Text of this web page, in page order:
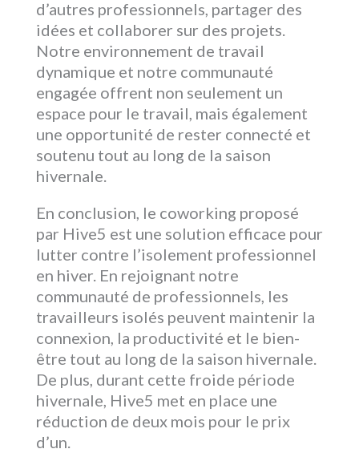
d’autres professionnels, partager des
idées et collaborer sur des projets.
Notre environnement de travail
dynamique et notre communauté
engagée offrent non seulement un
espace pour le travail, mais également
une opportunité de rester connecté et
soutenu tout au long de la saison
hivernale.
En conclusion, le coworking proposé
par Hive5 est une solution efficace pour
lutter contre l’isolement professionnel
en hiver. En rejoignant notre
communauté de professionnels, les
travailleurs isolés peuvent maintenir la
connexion, la productivité et le bien-
être tout au long de la saison hivernale.
De plus, durant cette froide période
hivernale, Hive5 met en place une
réduction de deux mois pour le prix
d’un.